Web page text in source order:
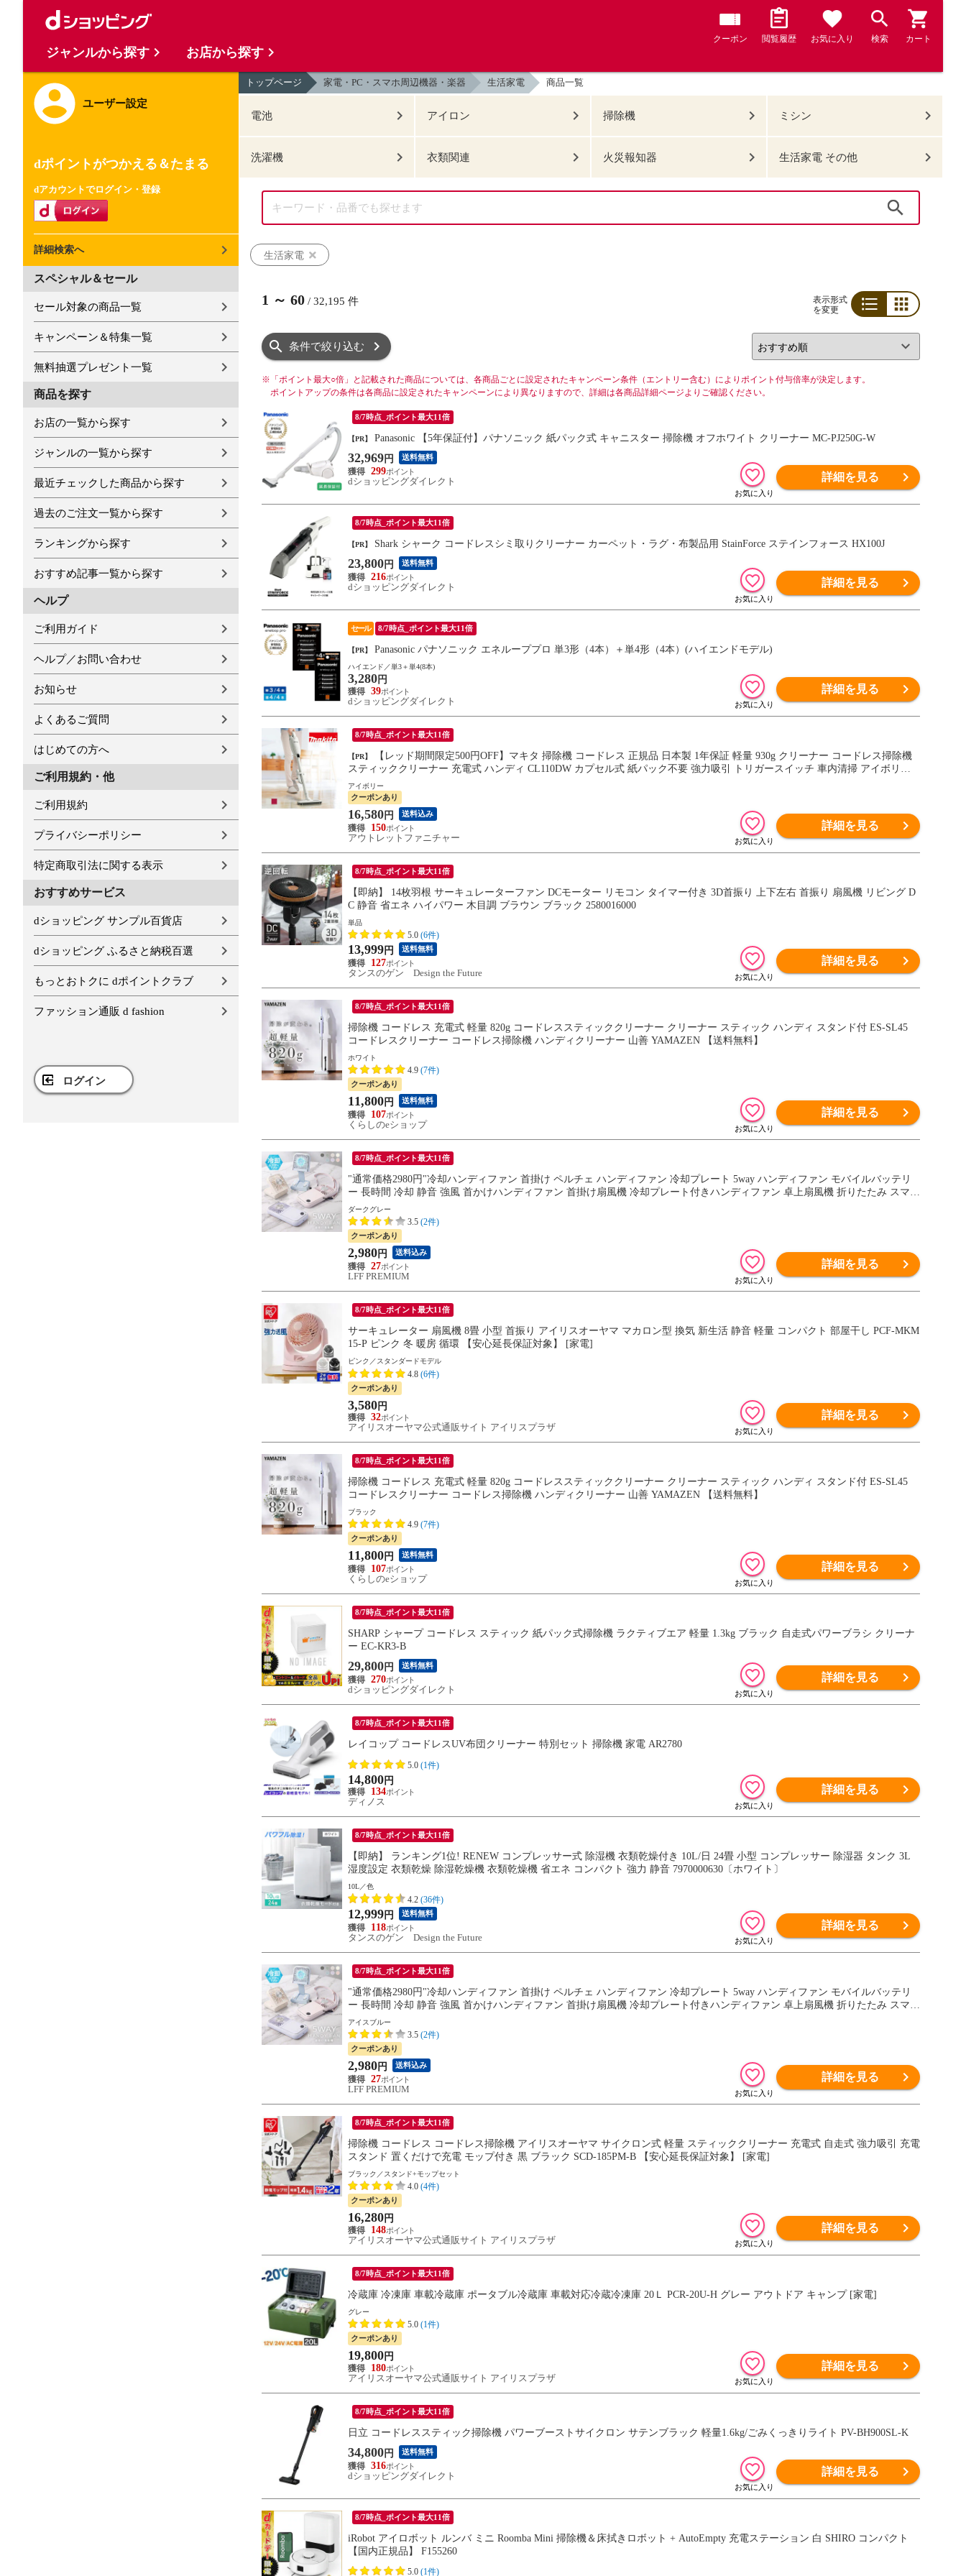
クーポン 閲覧履歴 お気に入り 検索 カート
ユーザー設定
dポイントがつかえる＆たまる
dアカウントでログイン・登録
詳細検索へ
スペシャル＆セール
セール対象の商品一覧
キャンペーン＆特集一覧
無料抽選プレゼント一覧
商品を探す
お店の一覧から探す
ジャンルの一覧から探す
最近チェックした商品から探す
過去のご注文一覧から探す
ランキングから探す
おすすめ記事一覧から探す
ヘルプ
ご利用ガイド
ヘルプ／お問い合わせ
お知らせ
よくあるご質問
はじめての方へ
ご利用規約・他
ご利用規約
プライバシーポリシー
特定商取引法に関する表示
おすすめサービス
dショッピング サンプル百貨店
dショッピング ふるさと納税百選
もっとおトクに dポイントクラブ
ファッション通販 d fashion
ログイン
トップページ 家電・PC・スマホ周辺機器・楽器 生活家電 商品一覧
電池 アイロン 掃除機 ミシン
洗濯機 衣類関連 火災報知器 生活家電 その他
生活家電
1 ～ 60 / 32,195 件
表示形式
を変更
条件で絞り込む
※ 「ポイント最大○倍」と記載された商品については、各商品ごとに設定されたキャンペーン条件（エントリー含む）によりポイント付与倍率が決定します。
ポイントアップの条件は各商品に設定されたキャンペーンにより異なりますので、詳細は各商品詳細ページよりご確認ください。
8/7時点_ポイント最大11倍
【PR】 Panasonic 【5年保証付】パナソニック 紙パック式 キャニスター 掃除機 オフホワイト クリーナー MC-PJ250G-W
32,969 円 送料無料
299
dショッピングダイレクト
詳細を見る
8/7時点_ポイント最大11倍
【PR】 Shark シャーク コードレスシミ取りクリーナー カーペット・ラグ・布製品用 StainForce ステインフォース HX100J
23,800 円 送料無料
216
dショッピングダイレクト
詳細を見る
セール 8/7時点_ポイント最大11倍
【PR】 Panasonic パナソニック エネループプロ 単3形（4本）＋単4形（4本）(ハイエンドモデル)
ハイエンド／単3＋単4(8本)
3,280 円
39
dショッピングダイレクト
詳細を見る
8/7時点_ポイント最大11倍
【PR】
スティッククリーナー 充電式 ハンディ CL110DW カプセル式 紙パック不要 強力吸引 トリガースイッチ 車内清掃 アイボリー
レッド makita 新生活 ギフト
アイボリー
クーポンあり
16,580 円 送料込み
150
アウトレットファニチャー
詳細を見る
8/7時点_ポイント最大11倍
【即納】 14枚羽根 サーキュレーターファン DCモーター リモコン タイマー付き 3D首振り 上下左右 首振り 扇風機 リビング D
C 静音 省エネ ハイパワー 木目調 ブラウン ブラック 2580016000
単品
5.0 (6件)
13,999 円 送料無料
127
タンスのゲン Design the Future
詳細を見る
8/7時点_ポイント最大11倍
掃除機 コードレス 充電式 軽量 820g コードレススティッククリーナー クリーナー スティック ハンディ スタンド付 ES-SL45
コードレスクリーナー コードレス掃除機 ハンディクリーナー 山善 YAMAZEN 【送料無料】
ホワイト
4.9 (7件)
クーポンあり
11,800 円 送料無料
107
くらしのeショップ
詳細を見る
8/7時点_ポイント最大11倍
"通常価格2980円"冷却ハンディファン 首掛け ペルチェ ハンディファン 冷却プレート 5way ハンディファン モバイルバッテリ
ー 長時間 冷却 静音 強風 首かけハンディファン 首掛け扇風機 冷却プレート付きハンディファン 卓上扇風機 折りたたみ スマホ
スタンド
ダークグレー
3.5 (2件)
クーポンあり
2,980 円 送料込み
27
LFF PREMIUM
詳細を見る
8/7時点_ポイント最大11倍
サーキュレーター 扇風機 8畳 小型 首振り アイリスオーヤマ マカロン型 換気 新生活 静音 軽量 コンパクト 部屋干し PCF-MKM
15-P ピンク 冬 暖房 循環 【安心延長保証対象】 [家電]
ピンク／スタンダードモデル
4.8 (6件)
クーポンあり
3,580 円
32
アイリスオーヤマ公式通販サイト アイリスプラザ
詳細を見る
8/7時点_ポイント最大11倍
掃除機 コードレス 充電式 軽量 820g コードレススティッククリーナー クリーナー スティック ハンディ スタンド付 ES-SL45
コードレスクリーナー コードレス掃除機 ハンディクリーナー 山善 YAMAZEN 【送料無料】
ブラック
4.9 (7件)
クーポンあり
11,800 円 送料無料
107
くらしのeショップ
詳細を見る
8/7時点_ポイント最大11倍
SHARP シャープ コードレス スティック 紙パック式掃除機 ラクティブエア 軽量 1.3kg ブラック 自走式パワーブラシ クリーナ
ー EC-KR3-B
29,800 円 送料無料
270
dショッピングダイレクト
詳細を見る
8/7時点_ポイント最大11倍
レイコップ コードレスUV布団クリーナー 特別セット 掃除機 家電 AR2780
5.0 (1件)
14,800 円
134
ディノス
詳細を見る
8/7時点_ポイント最大11倍
【即納】 ランキング1位! RENEW コンプレッサー式 除湿機 衣類乾燥付き 10L/日 24畳 小型 コンプレッサー 除湿器 タンク 3L
湿度設定 衣類乾燥 除湿乾燥機 衣類乾燥機 省エネ コンパクト 強力 静音 7970000630〔ホワイト〕
10L／色
4.2 (36件)
12,999 円 送料無料
118
タンスのゲン Design the Future
詳細を見る
8/7時点_ポイント最大11倍
"通常価格2980円"冷却ハンディファン 首掛け ペルチェ ハンディファン 冷却プレート 5way ハンディファン モバイルバッテリ
ー 長時間 冷却 静音 強風 首かけハンディファン 首掛け扇風機 冷却プレート付きハンディファン 卓上扇風機 折りたたみ スマホ
スタンド
アイスブルー
3.5 (2件)
クーポンあり
2,980 円 送料込み
27
LFF PREMIUM
詳細を見る
8/7時点_ポイント最大11倍
掃除機 コードレス コードレス掃除機 アイリスオーヤマ サイクロン式 軽量 スティッククリーナー 充電式 自走式 強力吸引 充電
スタンド 置くだけで充電 モップ付き 黒 ブラック SCD-185PM-B 【安心延長保証対象】 [家電]
ブラック／スタンド+モップセット
4.0 (4件)
クーポンあり
16,280 円
148
アイリスオーヤマ公式通販サイト アイリスプラザ
詳細を見る
8/7時点_ポイント最大11倍
冷蔵庫 冷凍庫 車載冷蔵庫 ポータブル冷蔵庫 車載対応冷蔵冷凍庫 20Ｌ PCR-20U-H グレー アウトドア キャンプ [家電]
グレー
5.0 (1件)
クーポンあり
19,800 円
180
アイリスオーヤマ公式通販サイト アイリスプラザ
詳細を見る
8/7時点_ポイント最大11倍
日立 コードレススティック掃除機 パワーブーストサイクロン サテンブラック 軽量1.6kg/ごみくっきりライト PV-BH900SL-K
34,800 円 送料無料
316
dショッピングダイレクト
詳細を見る
8/7時点_ポイント最大11倍
iRobot アイロボット ルンバ ミニ Roomba Mini 掃除機＆床拭きロボット + AutoEmpty 充電ステーション 白 SHIRO コンパクト
【国内正規品】 F155260
5.0 (1件)
ジャンルから探す お店から探す